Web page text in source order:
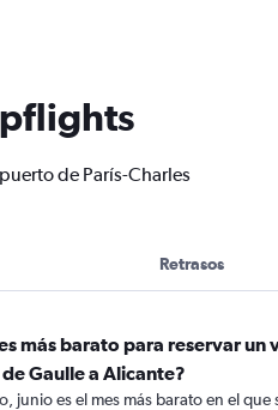
de París-Charles
Retrasos
más barato para reservar
de Gaulle a Alicante?
junio es el mes más barato en el